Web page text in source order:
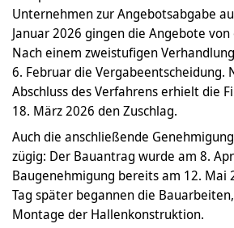
Unternehmen zur Angebotsabgabe
Januar 2026 gingen die Angebote
Nach einem zweistufigen
6. Februar die Vergabeentscheidung.
Abschluss des Verfahrens erhielt die
18. März 2026 den Zuschlag.
Auch die anschließende
zügig: Der Bauantrag wurde am 8.
Baugenehmigung bereits am 12. Mai
Tag später begannen die
Montage der Hallenkonstruktion.